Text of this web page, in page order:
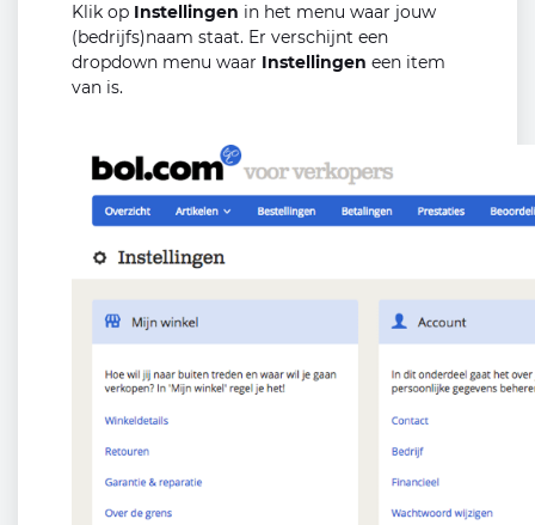
Klik op Instellingen in het menu waar jouw
(bedrijfs)naam staat. Er verschijnt een
dropdown menu waar Instellingen een item
van is.